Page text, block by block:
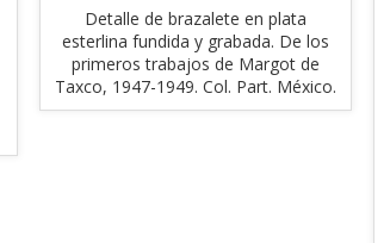
Detalle de brazalete en plata
esterlina fundida y grabada. De los
primeros trabajos de Margot de
Taxco, 1947-1949. Col. Part. México.